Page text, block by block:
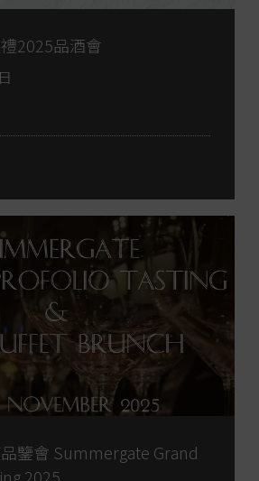
2025品酒會
鑒會 Summergate Grand